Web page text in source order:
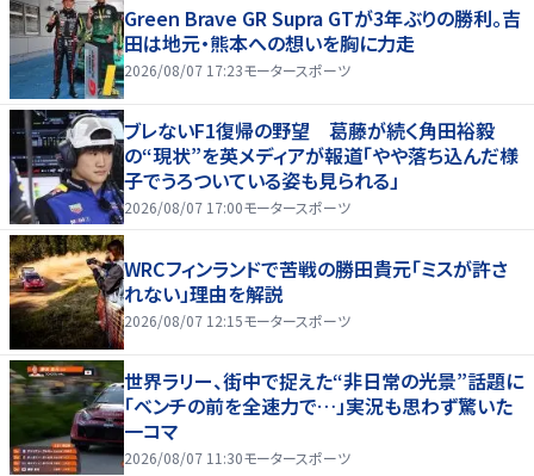
Green Brave GR Supra GTが3年ぶりの勝利。吉
田は地元・熊本への想いを胸に力走
2026/08/07 17:23モータースポーツ
ブレないF1復帰の野望 葛藤が続く角田裕毅
の“現状”を英メディアが報道「やや落ち込んだ様
子でうろついている姿も見られる」
2026/08/07 17:00モータースポーツ
WRCフィンランドで苦戦の勝田貴元「ミスが許さ
れない」理由を解説
2026/08/07 12:15モータースポーツ
世界ラリー、街中で捉えた“非日常の光景”話題に
「ベンチの前を全速力で…」実況も思わず驚いた
一コマ
2026/08/07 11:30モータースポーツ